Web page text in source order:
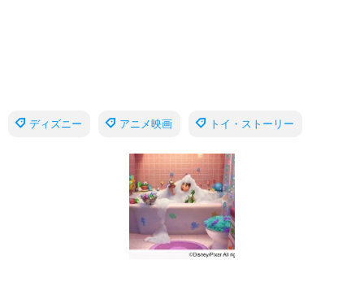
ディズニー アニメ映画 トイ・ストーリー